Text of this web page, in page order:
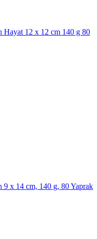
Hayat 12 x 12 cm 140 g 80
9 x 14 cm, 140 g, 80 Yaprak